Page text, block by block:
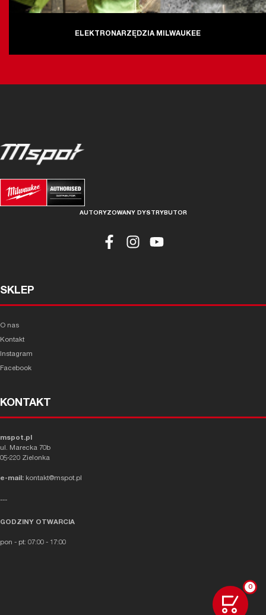
0
ELEKTRONARZĘDZIA MILWAUKEE
AUTORYZOWANY DYSTRYBUTOR
SKLEP
O nas
Kontakt
Instagram
Facebook
KONTAKT
mspot.pl
ul. Marecka 70b
05-220 Zielonka
e-mail: kontakt@mspot.pl
---
GODZINY OTWARCIA
pon - pt: 07:00 - 17:00